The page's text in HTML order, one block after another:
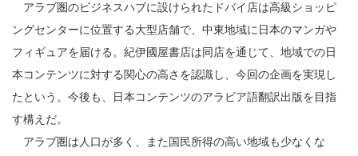
アラブ圏のビジネスハブに設けられたドバイ店は高級ショッピ
ングセンターに位置する大型店舗で、中東地域に日本のマンガや
フィギュアを届ける。紀伊國屋書店は同店を通じて、地域での日
本コンテンツに対する関心の高さを認識し、今回の企画を実現し
たという。今後も、日本コンテンツのアラビア語翻訳出版を目指
す構えだ。
アラブ圏は人口が多く、また国民所得の高い地域も少なくな